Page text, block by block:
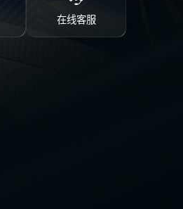
在线客服